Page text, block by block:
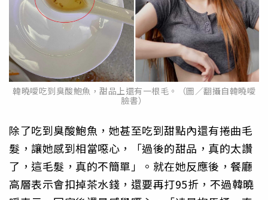
韓曉噯吃到臭酸鮑魚，甜品上還有一根毛。（圖／翻攝自韓曉噯
臉書）
除了吃到臭酸鮑魚，她甚至吃到甜點內還有捲曲毛
髮，讓她感到相當噁心，「過後的甜品，真的太讚
了，這毛髮，真的不簡單」。就在她反應後，餐廳
高層表示會扣掉茶水錢，還要再打95折，不過韓曉